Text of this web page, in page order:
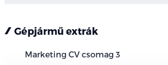
Gépjármű extrák
Marketing CV csomag 3